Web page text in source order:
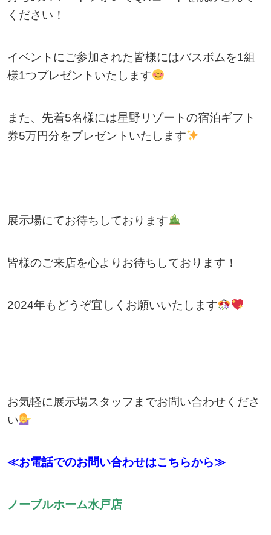
ください！
イベントにご参加された皆様にはバスボムを1組
様1つプレゼントいたします
また、先着5名様には星野リゾートの宿泊ギフト
券5万円分をプレゼントいたします
展示場にてお待ちしております
皆様のご来店を心よりお待ちしております！
2024年もどうぞ宜しくお願いいたします
お気軽に展示場スタッフまでお問い合わせくださ
い
≪お電話でのお問い合わせはこちらから≫
ノーブルホーム水戸店